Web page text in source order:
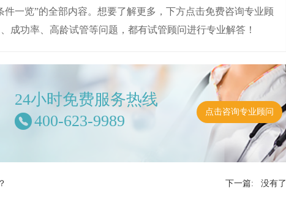
一览”的全部内容。想要了解更多，下方点击免费咨询专业顾
成功率、高龄试管等问题，都有试管顾问进行专业解答！
24小时免费服务热线
400-623-9989
点击咨询专业顾问
下一篇: 没有了